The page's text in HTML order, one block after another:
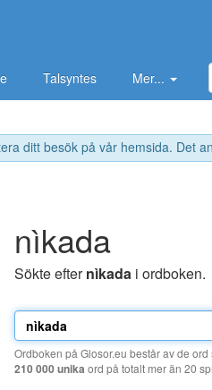
ditt besök på vår hemsida. Det
Talsyntes Mer...
nìkada
Sökte efternìkada i ordboken.
Ordboken på Glosor.eu består av de
210 000 unika ord på totalt mer än 20